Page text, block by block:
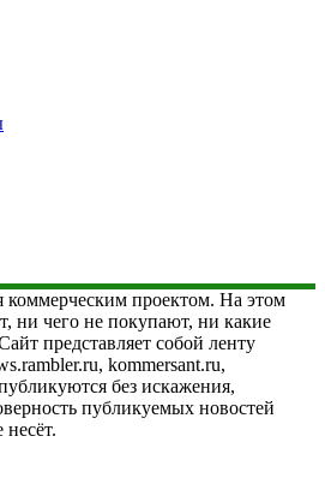
коммерческим проектом. На этом
ни чего не покупают, ни какие
представляет собой ленту
kommersant.ru,
без искажения,
публикуемых новостей